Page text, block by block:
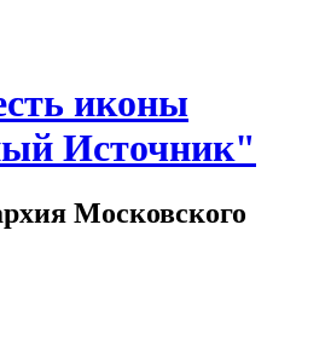
иконы
Источник"
Московского